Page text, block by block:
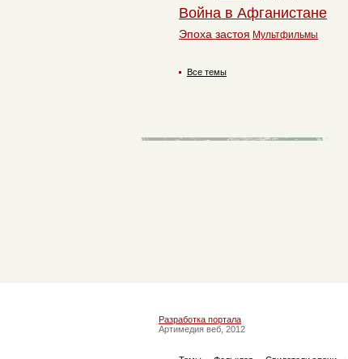
Война в Афганистане
Эпоха застоя Мультфильмы
Все темы
Разработка портала
Артимедия веб, 2012